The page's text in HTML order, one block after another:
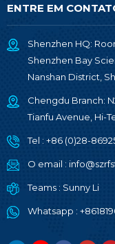
ENTRE EM
Shenzhen HQ:
Shenzhen Bay
Nanshan District,
Chengdu Branch:
Tianfu Avenue, Hi-
Tel : +86 (0)28-
O email :
Teams : Sunny Li
Whatsapp :